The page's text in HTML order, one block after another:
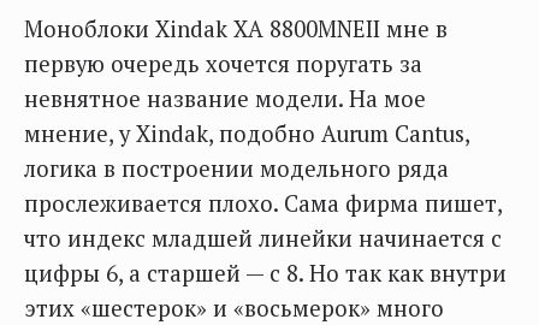
Моноблоки Xindak XA 8800MNEII мне в
первую очередь хочется поругать за
невнятное название модели. На мое
мнение, у Xindak, подобно Aurum Cantus,
логика в построении модельного ряда
прослеживается плохо. Сама фирма пишет,
что индекс младшей линейки начинается с
цифры 6, а старшей — с 8. Но так как внутри
этих «шестерок» и «восьмерок» много